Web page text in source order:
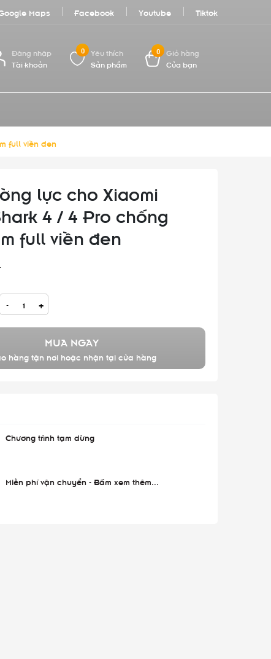
Maps Facebook Youtube Tiktok
Đăng nhập
Tài khoản
0
Yêu thích
Sản phẩm
0
Giỏ hàng
Của bạn
full viền đen
lực cho Xiaomi
4 / 4 Pro chống
full viền đen
- +
MUA NGAY
hàng tận nơi hoặc nhận tại cửa hàng
Chương trình tạm dừng
Miễn phí vận chuyển - Bấm xem thêm...